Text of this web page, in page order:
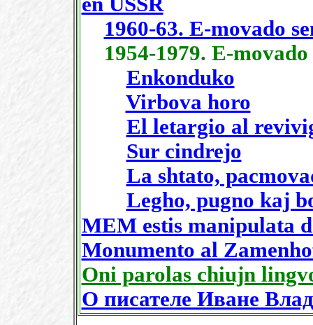
1960-63. E-movado
1954-1979. E-movado
Enkonduko
Virbova horo
El letargio al
Sur cindrejo
La shtato,
Legho, pugno kaj
MEM estis manipulata
Monumento al
Oni parolas chiujn
О писателе Иване